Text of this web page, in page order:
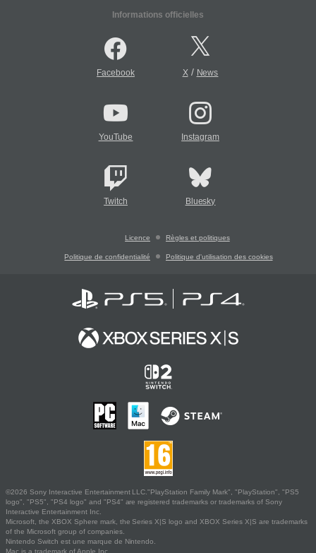
Informations officielles
Facebook X/ News
YouTube Instagram
Twitch Bluesky
Licence Règles et politiques
Politique de confidentialité Politique d'utilisation des cookies
©2026 Sony Interactive Entertainment LLC."PlayStation Family Mark", "PlayStation", "PS5
logo", "PS5", "PS4 logo" and "PS4" are registered trademarks or trademarks of Sony
Interactive Entertainment Inc.
Microsoft, the XBOX Sphere mark, the Series X|S logo and XBOX Series X|S are trademarks
of the Microsoft group of companies.
Nintendo Switch est une marque de Nintendo.
Mac is a trademark of Apple Inc.